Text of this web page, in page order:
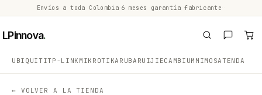
Envíos a toda Colombia 6 meses garantía fabricante
LPinnova.
UBIQUITITP-LINK MIKROTIKARUBA RUIJIECAMBIUM MIMOSATENDA
← VOLVER A LA TIENDA